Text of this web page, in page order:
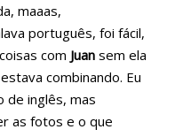
maaas,
português, foi fácil,
com Juan sem ela
combinando. Eu
de inglês, mas
as fotos e o que